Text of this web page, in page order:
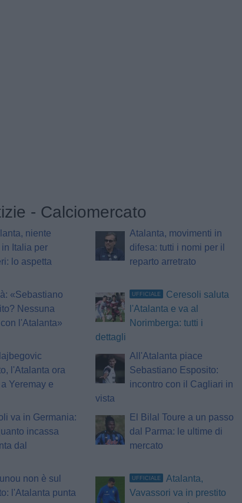
- Calciomercato
niente
in Italia per
lo aspetta
Atalanta, movimenti in
difesa: tutti i nomi per il
reparto arretrato
«Sebastiano
Nessuna
l'Atalanta»
UFFICIALE
Ceresoli saluta
l'Atalanta e va al
Norimberga: tutti i
dettagli
l'Atalanta ora
Yeremay e
All'Atalanta piace
Sebastiano Esposito:
incontro con il Cagliari in
vista
va in Germania:
incassa
dal
El Bilal Toure a un passo
dal Parma: le ultime di
mercato
non è sul
l'Atalanta punta
UFFICIALE
Atalanta,
Vavassori va in prestito